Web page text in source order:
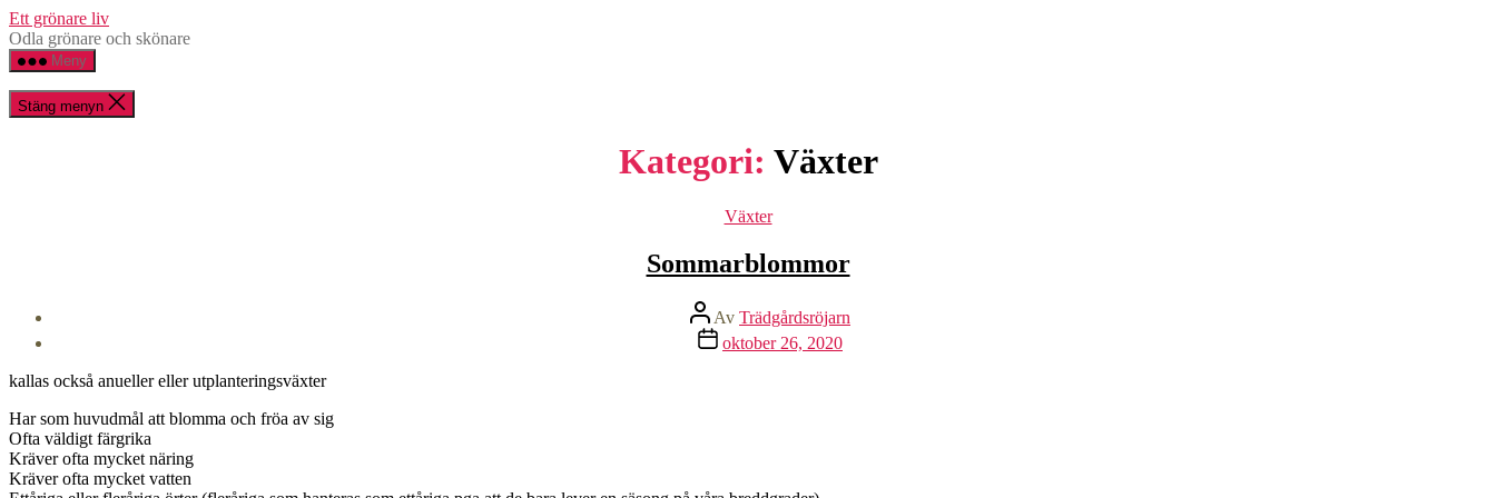
Hoppa
till
innehåll
Ett grönare liv
Odla grönare och skönare
Meny
Stäng menyn
Kategori: Växter
Kategorier
Växter
Sommarblommor
Inläggsförfattare
Av Trädgårdsröjarn
Inläggsdatum
oktober 26, 2020
kallas också anueller eller utplanteringsväxter
Har som huvudmål att blomma och fröa av sig
Ofta väldigt färgrika
Kräver ofta mycket näring
Kräver ofta mycket vatten